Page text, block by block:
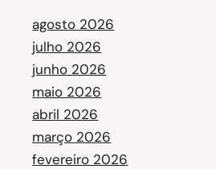
agosto 2026
julho 2026
junho 2026
maio 2026
abril 2026
março 2026
fevereiro 2026